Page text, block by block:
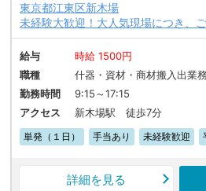
東京都江東区新木場
未経験大歓迎！大人気現場につき、
給与
時給 1500円
職種
什器・資材・商材搬入出業
勤務時間
9:15～17:15
アクセス
新木場駅 徒歩7分
単発（１日） 手当あり 未経験歓迎
詳細を見る